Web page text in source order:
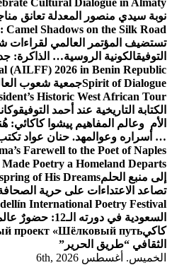
Cultural Dialogue in Almaty
نوبة سيدي منصور المعدلة تعانق
Camel Shadows on the Silk Road
تستضيف المؤتمر العالمي لقراءات
التوفيقالكونية الروسية… الذاكرة:
(AILFF) 2026 in Benin Republic.
Spirit of Dialogueجمعية شعوب
Historic West African Tour
الكتابة التاريخية عند أحمد التوفيق
الأم وعالم المفاهيم پیشوا کاکائي:
… أسراره وعوالمهد. حنان عواد
Farewell to the Poet of Naples
Poetry a Homeland Departs
إلى منبع الحلمof His Dreams
تصاعد الاعتداءات على حرية
International Poetry Festival
السعودية في دورته الـ12: حضورٌ عالمي ونجاحٌ يحتذى به
كاكيпроект «Шёлковый путь»
الثقافي “طريق الحرير”
الخميس. أغسطس 6th, 2026